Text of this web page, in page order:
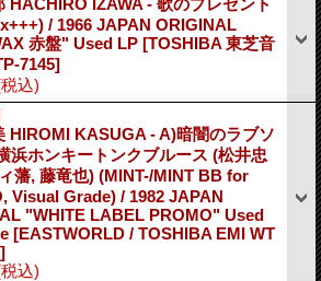
/ 1966 JAPAN ORIGINAL
赤盤" Used LP [TOSHIBA 東芝音
7145]
込)
HIROMI KASUGA - A)暗闇のラブソ
浜ホンキートンクブルース (松井忠
藩, 藤竜也) (MINT-/MINT BB for
Visual Grade) / 1982 JAPAN
"WHITE LABEL PROMO" Used
[EASTWORLD / TOSHIBA EMI WT
込)